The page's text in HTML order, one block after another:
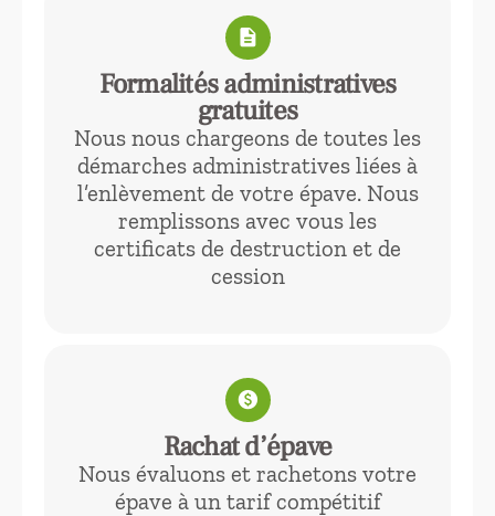
description
Formalités administratives
gratuites
Nous nous chargeons de toutes les
démarches administratives liées à
l’enlèvement de votre épave. Nous
remplissons avec vous les
certificats de destruction et de
cession
paid
Rachat d’épave
Nous évaluons et rachetons votre
épave à un tarif compétitif